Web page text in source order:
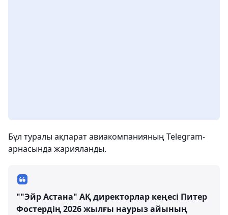
Бұл туралы ақпарат авиакомпанияның Telegram-
арнасында жарияланды.
""Эйр Астана" АҚ директорлар кеңесі Питер
Фостердің 2026 жылғы наурыз айының